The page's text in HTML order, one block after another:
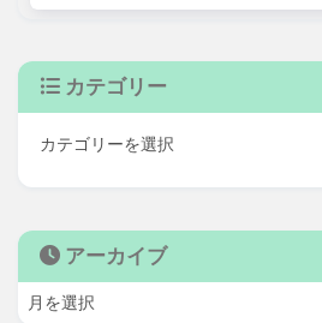
カテゴリー
アーカイブ